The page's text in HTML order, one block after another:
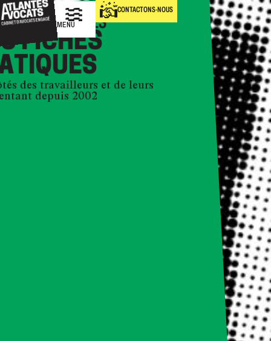
MENU
CONTACTONS-NOUS
ATLANTES
FICHES
des travailleurs et de leurs
depuis 2002